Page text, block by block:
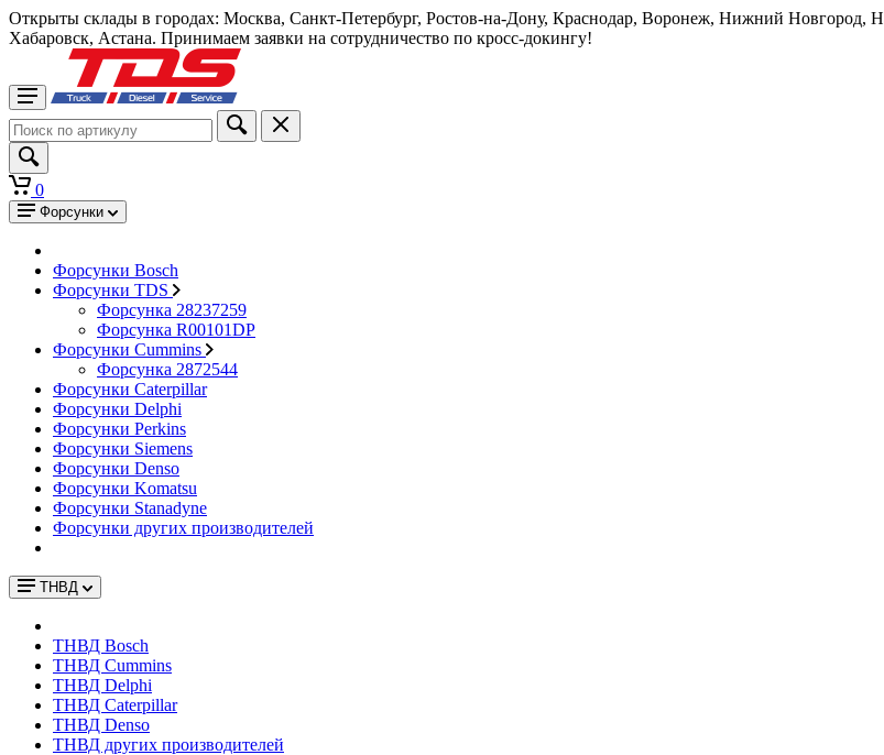
Открыты склады в городах: Москва, Санкт-Петербург, Ростов-на-Дону, Краснодар, Воронеж, Нижний Новгород,
Хабаровск, Астана. Принимаем заявки на сотрудничество по кросс-докингу!
0
Форсунки
Форсунки Bosch
Форсунки TDS
Форсунка 28237259
Форсунка R00101DP
Форсунки Cummins
Форсунка 2872544
Форсунки Caterpillar
Форсунки Delphi
Форсунки Perkins
Форсунки Siemens
Форсунки Denso
Форсунки Komatsu
Форсунки Stanadyne
Форсунки других производителей
ТНВД
ТНВД Bosch
ТНВД Cummins
ТНВД Delphi
ТНВД Caterpillar
ТНВД Denso
ТНВД других производителей